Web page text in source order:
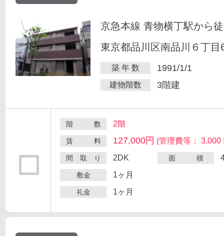
京急本線 青物横丁駅から
東京都品川区南品川６丁目
築 年 数 1991/1/1
建物階数 3階建
階 数 2階
賃 料 127,000円 (管理費等： 3,000
間 取 り 2DK 面 積
敷金 1ヶ月
礼金 1ヶ月